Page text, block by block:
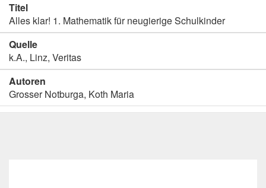
Titel
Alles klar! 1. Mathematik für neugierige Schulkinder
Quelle
k.A., Linz, Veritas
Autoren
Grosser Notburga, Koth Maria